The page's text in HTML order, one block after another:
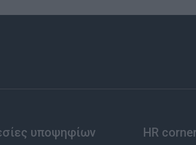
υποψηφίων HR